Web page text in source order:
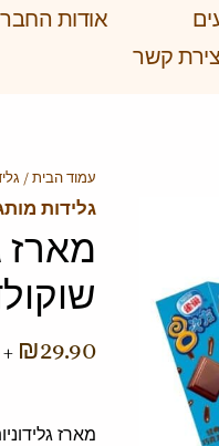
אודות
קשר
עמוד הבית /
גלידות
מארז
₪29.90
מארז
כמות
של
מארז
נסטלה
בטעם